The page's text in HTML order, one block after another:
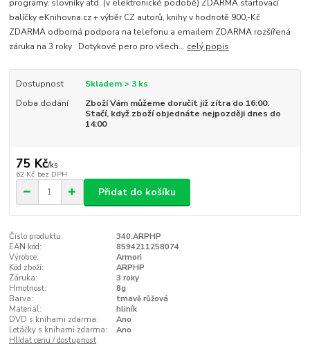
programy, slovníky atd. (v elektronické podobě) ZDARMA startovací
balíčky eKnihovna.cz + výběr CZ autorů, knihy v hodnotě 900,-Kč
ZDARMA odborná podpora na telefonu a emailem ZDARMA rozšířená
záruka na 3 roky Dotykové pero pro všech... celý popis
Dostupnost
Skladem > 3 ks
Doba dodání
Zboží Vám můžeme doručit již zítra do 16:00.
Stačí, když zboží objednáte nejpozději dnes do
14:00
75 Kč/ks
62 Kč bez DPH
Přidat do košíku
Číslo produktu:
340.ARPHP
EAN kód:
8594211258074
Výrobce:
Armori
Kód zboží:
ARPHP
Záruka:
3 roky
Hmotnost:
8g
Barva:
tmavě růžová
Materiál:
hliník
DVD s knihami zdarma:
Ano
Letáčky s knihami zdarma:
Ano
Hlídat cenu / dostupnost